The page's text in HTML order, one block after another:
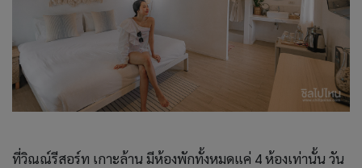
ที่วิณณ์รีสอร์ท เกาะล้าน มีห้องพักทั้งหมดแค่ 4 ห้องเท่านั้น วัน